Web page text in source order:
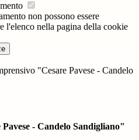
non possono essere
l'elenco nella pagina della cookie
"Cesare Pavese - Candelo
- Candelo Sandigliano"